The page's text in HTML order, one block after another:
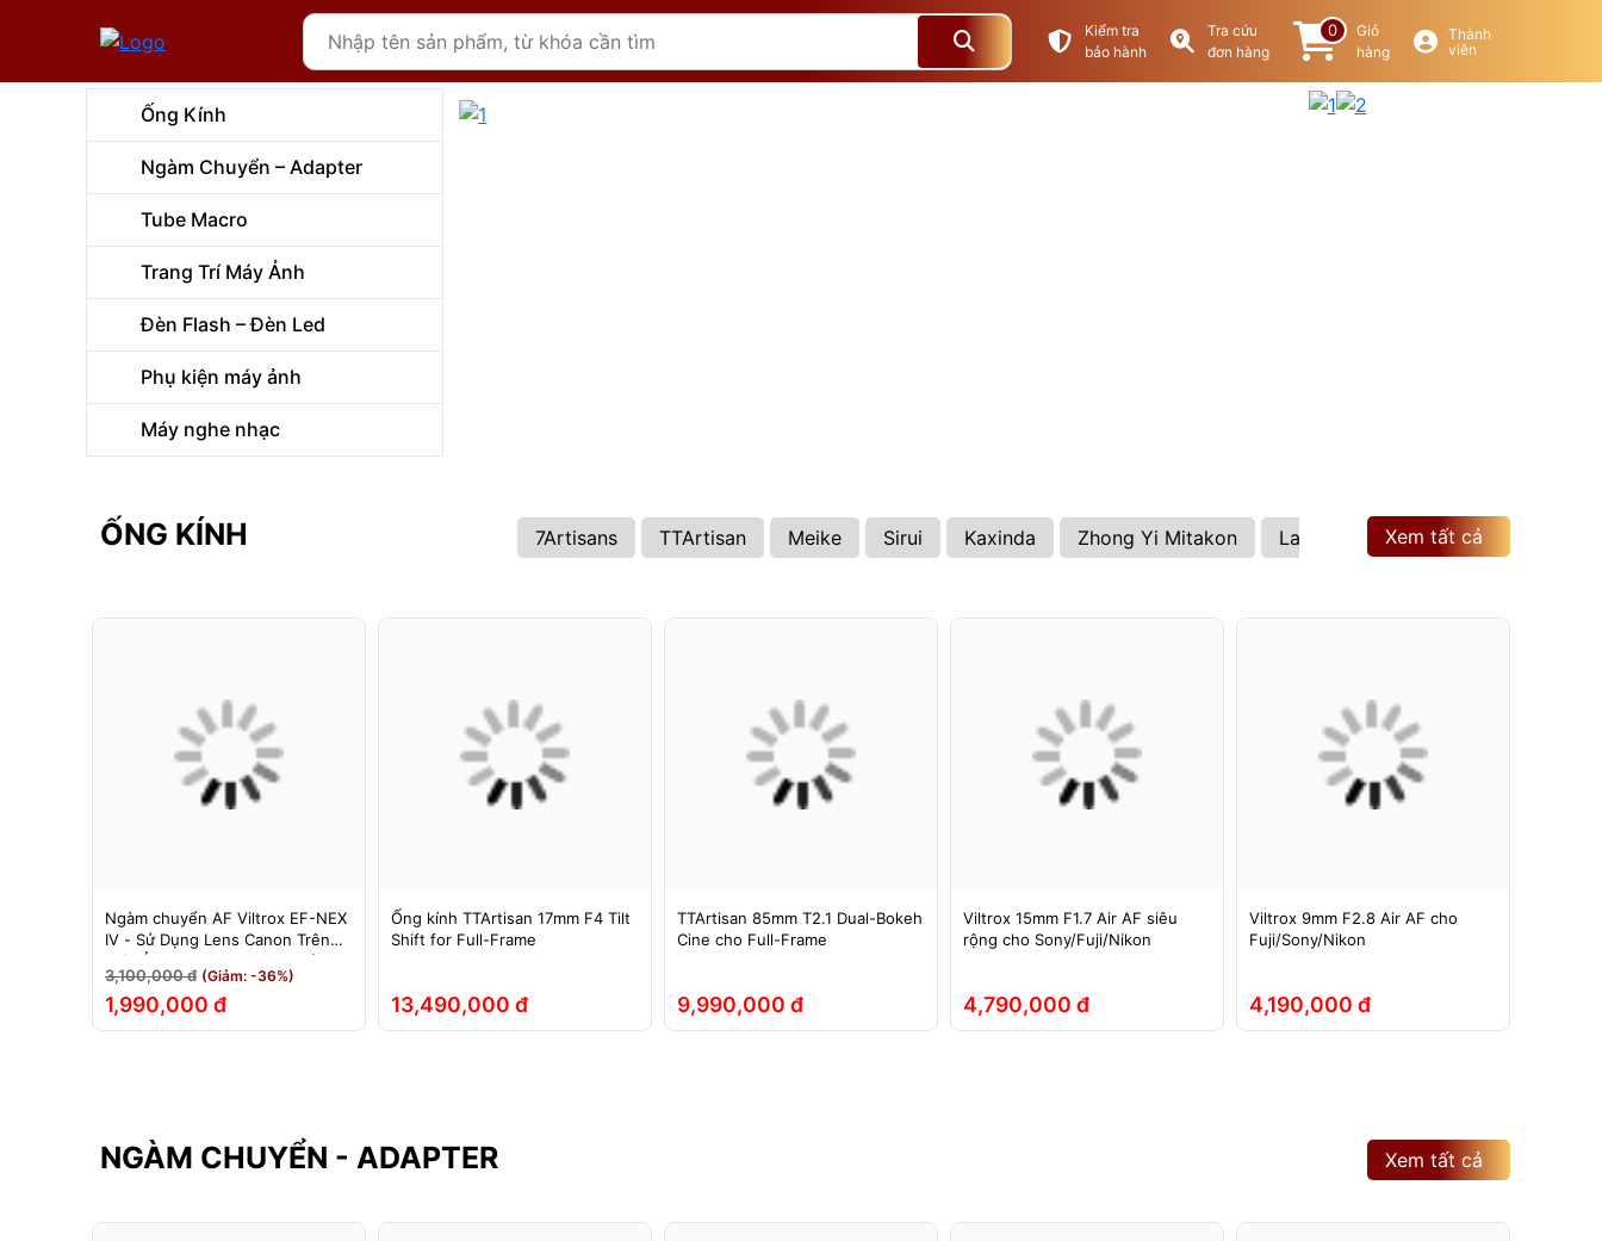
Kiểm tra
bảo hành
Tra cứu
đơn hàng
0
Giỏ
hàng
Thành
viên
Ống Kính
Ngàm Chuyển – Adapter
Tube Macro
Trang Trí Máy Ảnh
Đèn Flash – Đèn Led
Phụ kiện máy ảnh
Máy nghe nhạc
ỐNG KÍNH 7Artisans TTArtisan Meike Sirui Kaxinda Zhong Yi Mitakon Laowa Brightin Star
Xem tất cả
Ngàm chuyển AF Viltrox EF-NEX
IV - Sử Dụng Lens Canon Trên
Máy Ảnh Sony E-Mount - Bảo
Hành 12 Tháng.
3,100,000 đ (Giảm: -36%)
1,990,000 đ
Ống kính TTArtisan 17mm F4 Tilt
Shift for Full-Frame
13,490,000 đ
TTArtisan 85mm T2.1 Dual-Bokeh
Cine cho Full-Frame
9,990,000 đ
Viltrox 15mm F1.7 Air AF siêu
rộng cho Sony/Fuji/Nikon
4,790,000 đ
Viltrox 9mm F2.8 Air AF cho
Fuji/Sony/Nikon
4,190,000 đ
NGÀM CHUYỂN - ADAPTER Xem tất cả